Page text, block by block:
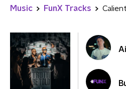
Music FunX Tracks